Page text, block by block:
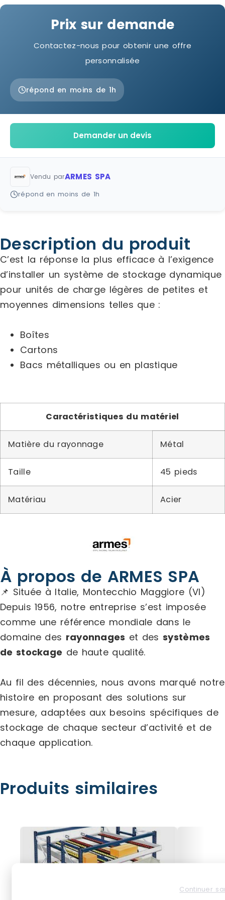
Prix sur demande
Contactez-nous pour obtenir une offre
personnalisée
répond en moins de 1h
Demander un devis
Vendu parARMES SPA
répond en moins de 1h
Description du produit
C’est la réponse la plus efficace à l’exigence
d’installer un système de stockage dynamique
pour unités de charge légères de petites et
moyennes dimensions telles que :
Boîtes
Cartons
Bacs métalliques ou en plastique
Caractéristiques du matériel
Matière du rayonnage Métal
Taille 45 pieds
Matériau Acier
À propos de ARMES SPA
📌 Située à Italie, Montecchio Maggiore (VI)
Depuis 1956, notre entreprise s’est imposée
comme une référence mondiale dans le
domaine des rayonnages et dessystèmes
de stockage de haute qualité.
Au fil des décennies, nous avons marqué notre
histoire en proposant des solutions sur
mesure, adaptées aux besoins spécifiques de
stockage de chaque secteur d’activité et de
chaque application.
Produits similaires
Continuer